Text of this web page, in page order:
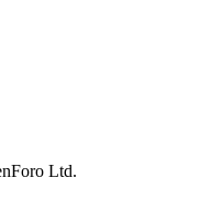
Ltd.